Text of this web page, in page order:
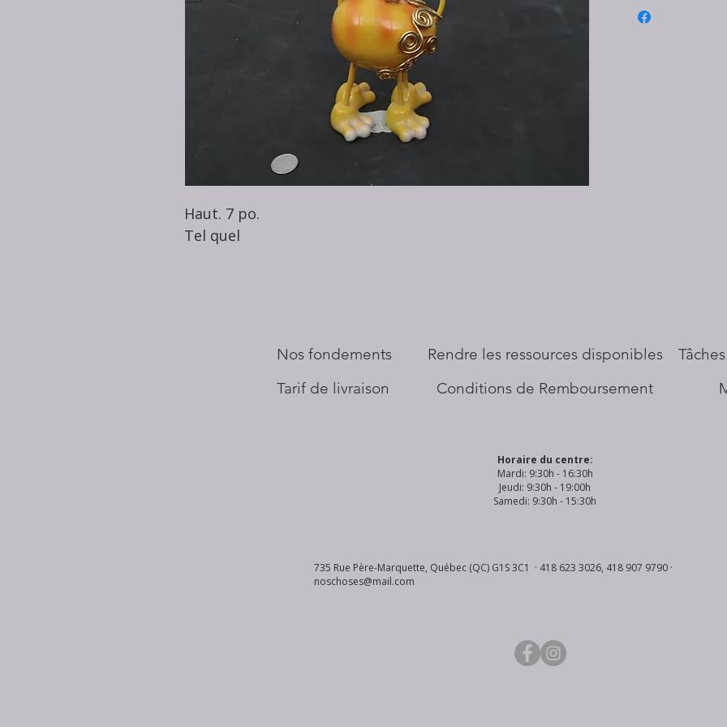
Haut. 7 po.
Tel quel
Nos fondements
Tarif de livraison
​Rendre les ressources disponibles
Conditions de Remboursement
Horaire du centre:
Mardi: 9:30h - 16:30h
Jeudi: 9:30h - 19:00h
Samedi: 9:30h - 15:30h
735 Rue Père-Marquette, Québec (QC) G1S 3C1 · 418 623 3026, 418 907 9790 ·
noschoses@mail.com